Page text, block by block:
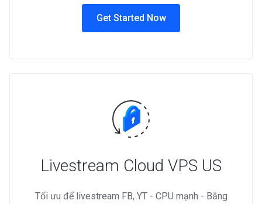
Get Started Now
Livestream Cloud VPS US
Tối ưu để livestream FB, YT - CPU mạnh - Băng